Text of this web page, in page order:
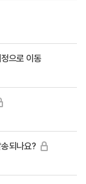
으로 이동
되나요?